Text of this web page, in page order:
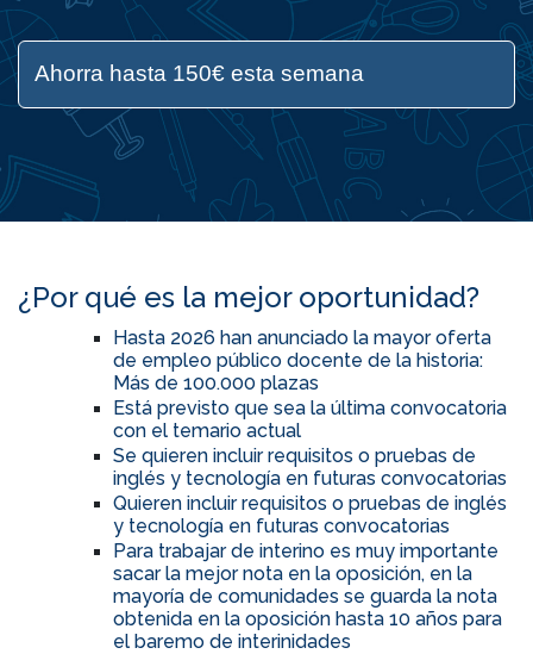
Ahorra hasta 150€ esta semana
¿Por qué es la mejor oportunidad?
Hasta 2026 han anunciado la mayor oferta
de empleo público docente de la historia:
Más de 100.000 plazas
Está previsto que sea la última convocatoria
con el temario actual
Se quieren incluir requisitos o pruebas de
inglés y tecnología en futuras convocatorias
Quieren incluir requisitos o pruebas de inglés
y tecnología en futuras convocatorias
Para trabajar de interino es muy importante
sacar la mejor nota en la oposición, en la
mayoría de comunidades se guarda la nota
obtenida en la oposición hasta 10 años para
el baremo de interinidades